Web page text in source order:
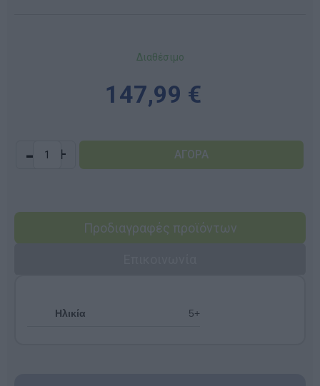
Διαθέσιμο
147,99 €
- +
Προδιαγραφές προϊόντων
Ηλικία 5+